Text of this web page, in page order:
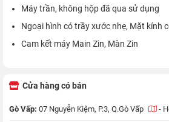
Máy trần, không hộp đã qua sử dụng
Ngoại hình có trầy xước nhẹ, Mặt kính
Cam kết máy Main Zin, Màn Zin
Cửa hàng có bán
Gò Vấp: 07 Nguyễn Kiệm, P.3, Q.Gò Vấp -